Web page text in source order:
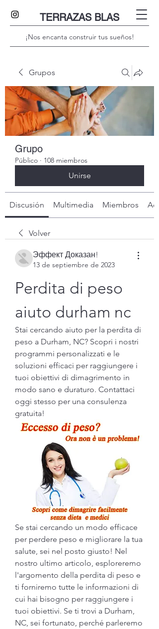
TERRAZAS BLAS
¡Nos encanta construir tus sueños!
Grupos
Grupo
Público · 108 miembros
Unirse
Discusión Multimedia Miembros
Volver
Эффект Доказан!
13 de septiembre de 2023
Perdita di peso
aiuto durham nc
Stai cercando aiuto per la perdita di
peso a Durham, NC? Scopri i nostri
programmi personalizzati e le
soluzioni efficaci per raggiungere i
tuoi obiettivi di dimagrimento in
modo sano e duraturo. Contattaci
oggi stesso per una consulenza
gratuita!
Se stai cercando un modo efficace
per perdere peso e migliorare la tua
salute, sei nel posto giusto! Nel
nostro ultimo articolo, esploreremo
l'argomento della perdita di peso e
ti forniremo tutte le informazioni di
cui hai bisogno per raggiungere i
tuoi obiettivi. Se ti trovi a Durham,
NC, sei fortunato, perché parleremo